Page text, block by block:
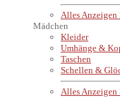
Alles Anzeigen
Mädchen
Kleider
Umhänge &
Taschen
Schellen &
Alles Anzeigen